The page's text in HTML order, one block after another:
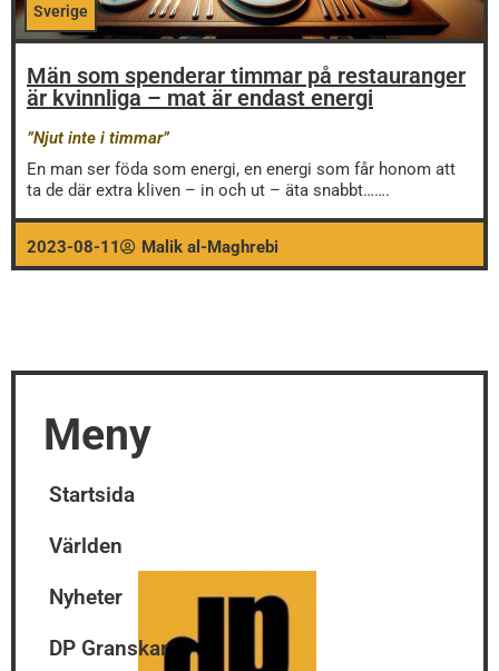
Sverige
Män som spenderar timmar på restauranger
är kvinnliga – mat är endast energi
”Njut inte i timmar”
En man ser föda som energi, en energi som får honom att
ta de där extra kliven – in och ut – äta snabbt…….
2023-08-11 Malik al-Maghrebi
Meny
Startsida
Världen
Nyheter
DP Granskar